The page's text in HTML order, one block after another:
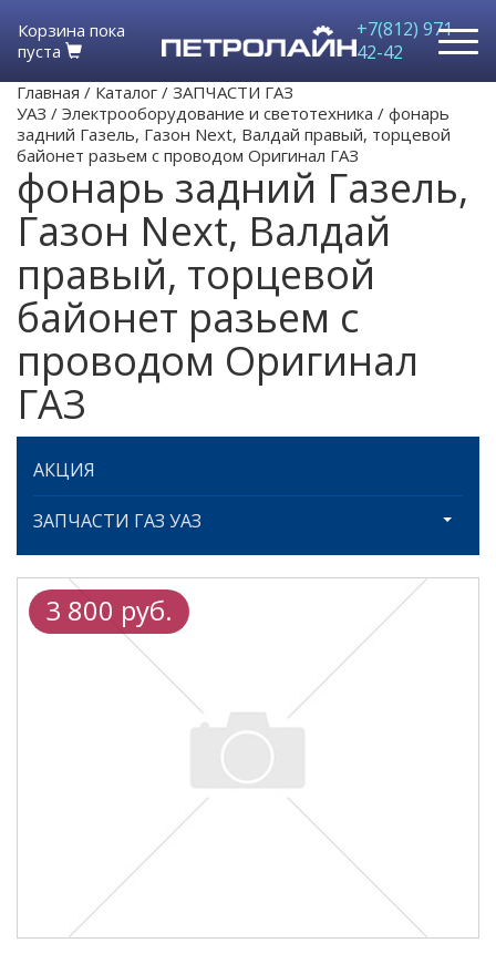
Корзина пока
пуста
+7(812) 971-
42-42
Главная / Каталог / ЗАПЧАСТИ ГАЗ
УАЗ / Электрооборудование и светотехника / фонарь
задний Газель, Газон Next, Валдай правый, торцевой
байонет разьем с проводом Оригинал ГАЗ
фонарь задний Газель,
Газон Next, Валдай
правый, торцевой
байонет разьем с
проводом Оригинал
ГАЗ
АКЦИЯ
ЗАПЧАСТИ ГАЗ УАЗ
3 800 руб.